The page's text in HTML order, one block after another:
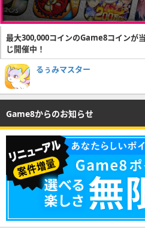
最大300,000コインのGame8コインが
じ開催中！
るぅみマスター
Game8からのお知らせ